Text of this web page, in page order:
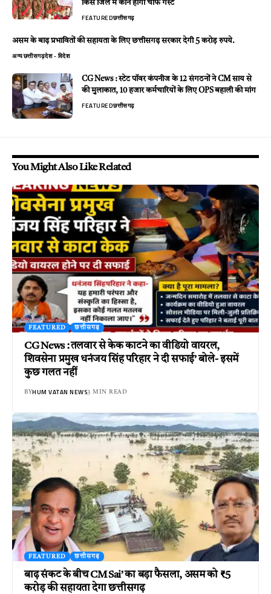
किस जिले में कौन होगा चीफ गेस्ट
FEATUREDछत्तीसगढ़
असम के बाढ़ प्रभावितों की सहायता के लिए छत्तीसगढ़ सरकार देगी 5 करोड़ रुपये.
अन्यछत्तीसगढ़देश - विदेश
CG News : स्टेट पॉवर कंपनीज के 12 संगठनों ने CM साय से
की मुलाकात, 10 हजार कर्मचारियों के लिए OPS बहाली की मांग
FEATUREDछत्तीसगढ़
You Might Also Like Related
FEATURED छत्तीसगढ़
CG News : तलवार से केक काटने का वीडियो वायरल,
शिवसेना प्रमुख धनंजय सिंह परिहार ने दी सफाई’ बोले- इसमें
कुछ गलत नहीं
BYHUM VATAN NEWS3 MIN READ
FEATURED छत्तीसगढ़
बाढ़ संकट के बीच CM Sai’ का बड़ा फैसला, असम को ₹5
करोड़ की सहायता देगा छत्तीसगढ़